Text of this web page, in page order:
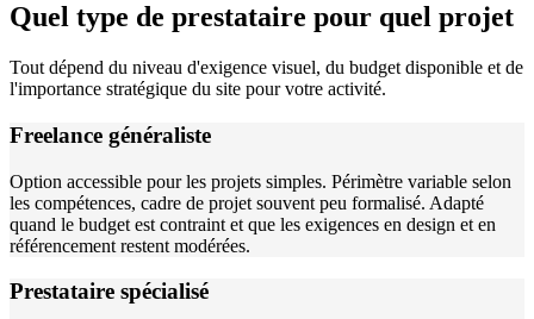
Quel type de prestataire pour quel projet
Tout dépend du niveau d'exigence visuel, du budget disponible et de
l'importance stratégique du site pour votre activité.
Freelance généraliste
Option accessible pour les projets simples. Périmètre variable selon
les compétences, cadre de projet souvent peu formalisé. Adapté
quand le budget est contraint et que les exigences en design et en
référencement restent modérées.
Prestataire spécialisé